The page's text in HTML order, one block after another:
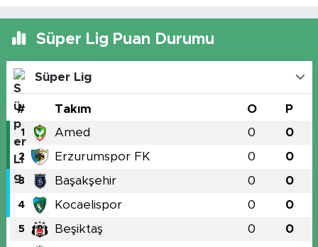
Süper Lig Puan Durumu
Süper Lig
# Takım O P
1 Amed 0 0
2 Erzurumspor FK 0 0
3 Başakşehir 0 0
4 Kocaelispor 0 0
5 Beşiktaş 0 0